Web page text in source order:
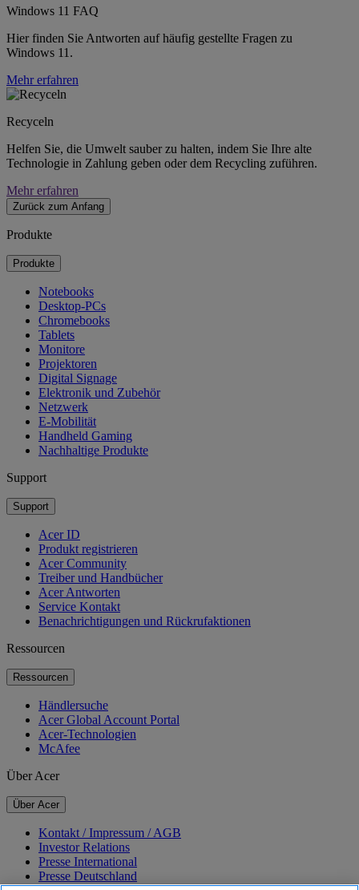
Windows 11 FAQ
Hier finden Sie Antworten auf häufig gestellte Fragen zu
Windows 11.
Mehr erfahren
Recyceln
Helfen Sie, die Umwelt sauber zu halten, indem Sie Ihre alte
Technologie in Zahlung geben oder dem Recycling zuführen.
Mehr erfahren
Zurück zum Anfang
Produkte
Produkte
Notebooks
Desktop-PCs
Chromebooks
Tablets
Monitore
Projektoren
Digital Signage
Elektronik und Zubehör
Netzwerk
E-Mobilität
Handheld Gaming
Nachhaltige Produkte
Support
Support
Acer ID
Produkt registrieren
Acer Community
Treiber und Handbücher
Acer Antworten
Service Kontakt
Benachrichtigungen und Rückrufaktionen
Ressourcen
Ressourcen
Händlersuche
Acer Global Account Portal
Acer-Technologien
McAfee
Über Acer
Über Acer
Kontakt / Impressum / AGB
Investor Relations
Presse International
Presse Deutschland